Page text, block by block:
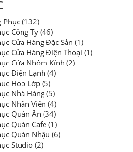
Phục (132)
Công Ty (46)
Cửa Hàng Đặc Sản (1)
Cửa Hàng Điện Thoại (1)
Cửa Nhôm Kính (2)
Điện Lạnh (4)
Họp Lớp (5)
Nhà Hàng (5)
Nhân Viên (4)
Quán Ăn (34)
Quán Cafe(1)
Quán Nhậu (6)
Studio (2)